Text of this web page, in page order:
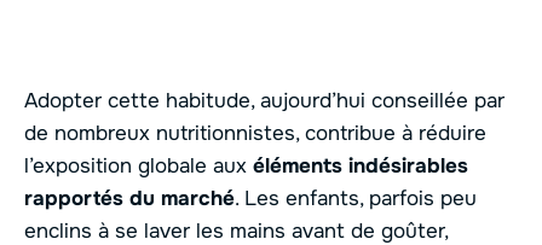
Adopter cette habitude, aujourd’hui conseillée par
de nombreux nutritionnistes, contribue à réduire
l’exposition globale aux éléments indésirables
rapportés du marché. Les enfants, parfois peu
enclins à se laver les mains avant de goûter,